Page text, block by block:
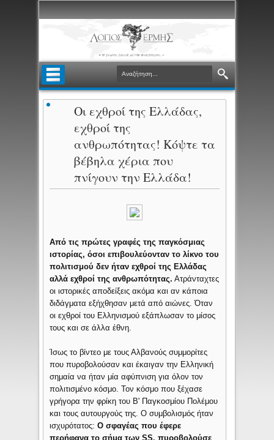
Οι εχθροί της Ελλάδας,
εχθροί της
ανθρωπότητας! Κόψτε τα
βέβηλα χέρια που
πνίγουν την Ελλάδα!
Από τις πρώτες γραφές της παγκόσμιας
ιστορίας, όσοι επιβουλεύονταν το λίκνο του
πολιτισμού δεν ήταν εχθροί της Ελλάδας
αλλά εχθροί της ανθρωπότητας. Ατράνταχτες
οι ιστορικές αποδείξεις ακόμα και αν κάποια
διδάγματα εξήχθησαν μετά από αιώνες. Όταν
οι εχθροί του Ελληνισμού εξάπλωσαν το μίσος
τους και σε άλλα έθνη.
Ίσως το βίντεο με τους Αλβανούς συμμορίτες
που πυροβολούσαν και έκαιγαν την Ελληνική
σημαία να ήταν μία αφύπνιση για όλον τον
πολιτισμένο κόσμο. Τον κόσμο που ξέχασε
γρήγορα την φρίκη του Β' Παγκοσμίου Πολέμου
και τους αυτουργούς της. Ο συμβολισμός ήταν
ισχυρότατος:Ο σφαγέας που έφερε
περήφανα το σήμα των SS, πυροβολούσε